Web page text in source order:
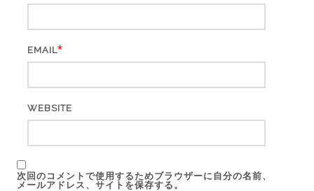
EMAIL*
WEBSITE
次回のコメントで使用するためブラウザーに自分の名前、
メールアドレス、サイトを保存する。